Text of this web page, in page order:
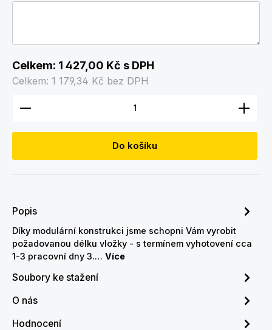
Celkem: 1 427,00 Kč s DPH
Celkem: 1 179,34 Kč bez DPH
Množství produktu: Zadejte požadované
Do košíku
Popis
Díky modulární konstrukci jsme schopni Vám vyrobit
požadovanou délku vložky - s termínem vyhotovení cca
1-3 pracovní dny 3.… Více
Soubory ke stažení
O nás
Hodnocení